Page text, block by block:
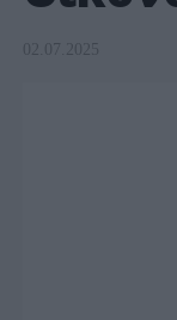
02.07.2025